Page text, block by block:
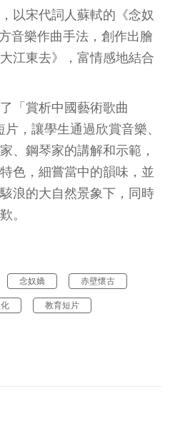
以宋代詞人蘇軾的《念奴
音樂作曲手法，創作出膾
江東去》，富情感地結合
「賞析中國藝術歌曲
，讓學生通過欣賞音樂、
、鋼琴家的講解和示範，
色，細嘗當中的韻味，並
浪的大自然景象下，同時
。
念奴嬌 赤壁懷古
教育短片